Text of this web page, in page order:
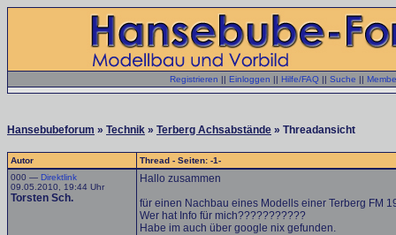
Registrieren || Einloggen || Hilfe/FAQ || Suche ||
Hansebubeforum » Technik » Terberg Achsabstände » Threadansicht
Autor
Thread - Seiten: -1-
000 — Direktlink
09.05.2010, 19:44 Uhr
Torsten Sch.
Hallo zusammen
für einen Nachbau eines Modells einer Terberg FM
Wer hat Info für mich???????????
Habe im auch über google nix gefunden.